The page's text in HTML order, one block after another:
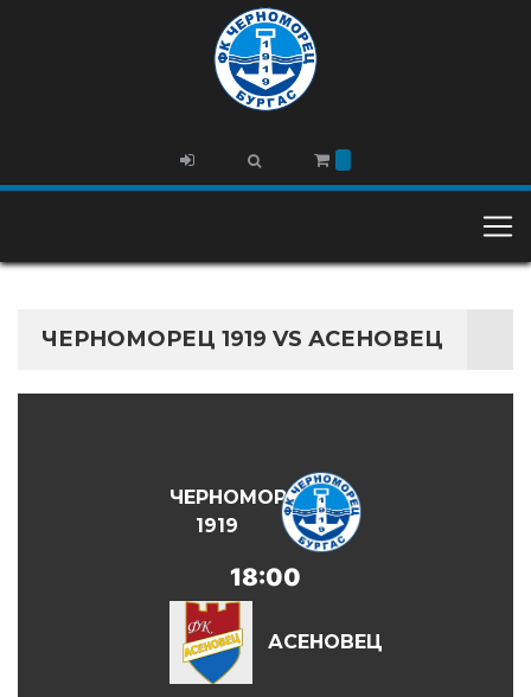
ЧЕРНОМОРЕЦ 1919 VS АСЕНОВЕЦ
ЧЕРНОМОРЕЦ
1919
18:00
АСЕНОВЕЦ